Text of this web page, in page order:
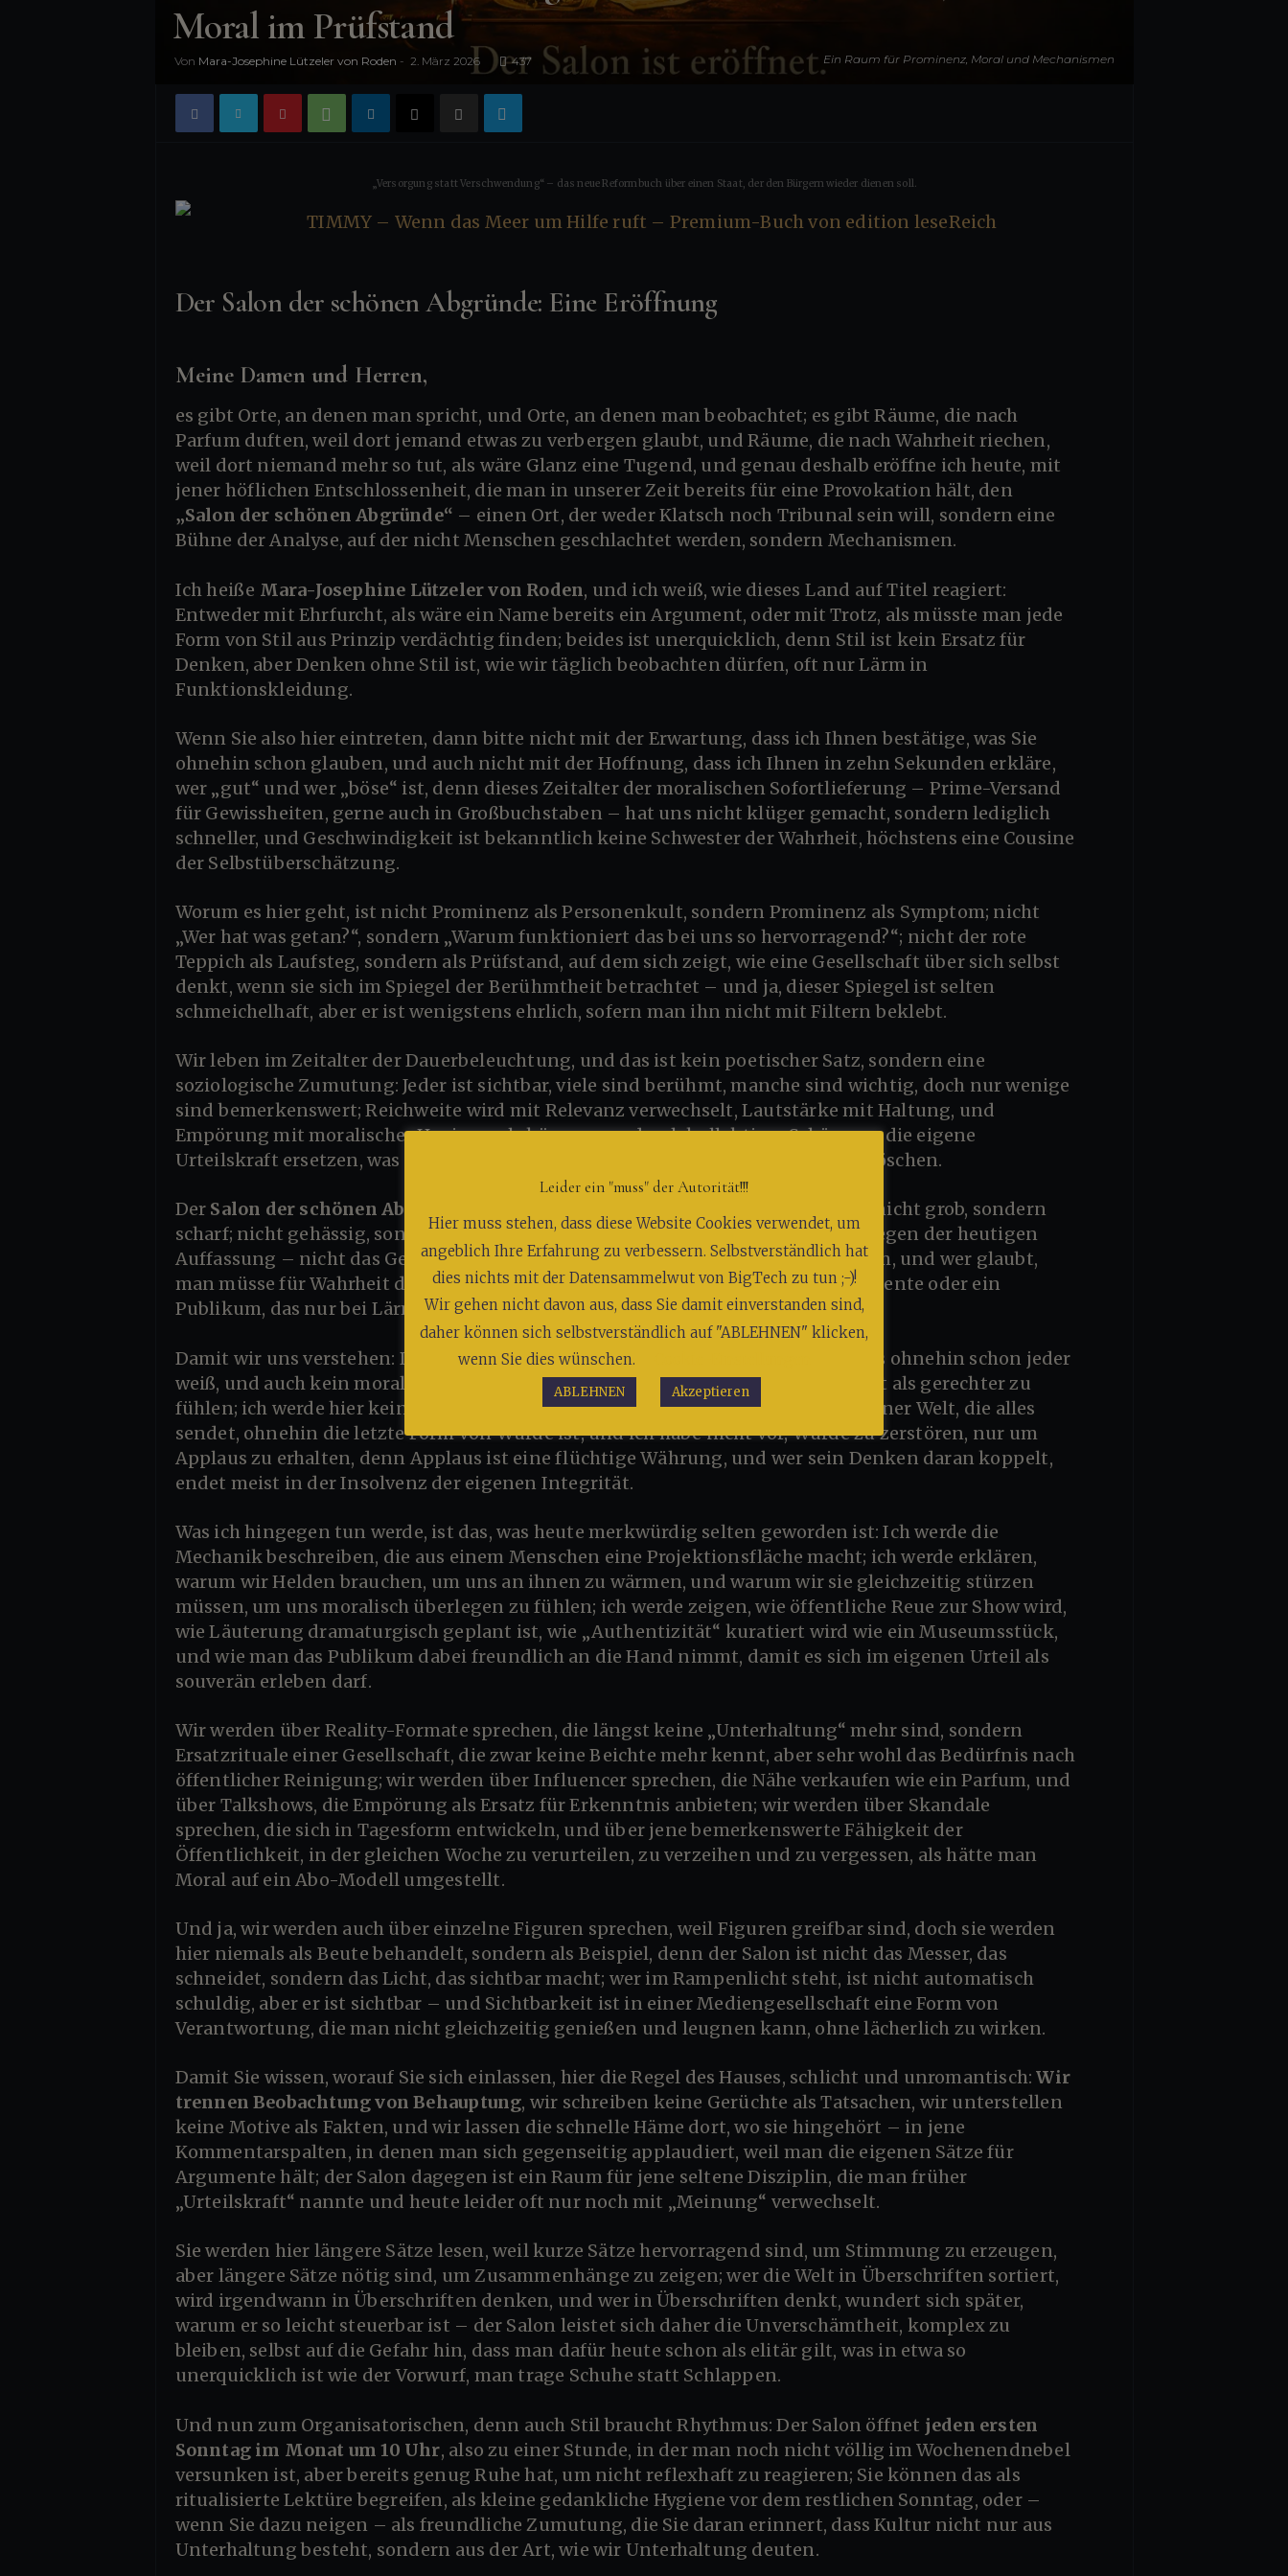
Ein Raum für Prominenz, Moral und Mechanismen
Moral im Prüfstand
Von Mara-Josephine Lützeler von Roden - 2. März 2026 437
„Versorgung statt Verschwendung“ – das neue Reformbuch über einen Staat, der den Bürgern wieder dienen soll.
Der Salon der schönen Abgründe: Eine Eröffnung
Meine Damen und Herren,
es gibt Orte, an denen man spricht, und Orte, an denen man beobachtet; es gibt Räume, die nach
Parfum duften, weil dort jemand etwas zu verbergen glaubt, und Räume, die nach Wahrheit riechen,
weil dort niemand mehr so tut, als wäre Glanz eine Tugend, und genau deshalb eröffne ich heute, mit
jener höflichen Entschlossenheit, die man in unserer Zeit bereits für eine Provokation hält, den
„Salon der schönen Abgründe“ – einen Ort, der weder Klatsch noch Tribunal sein will, sondern eine
Bühne der Analyse, auf der nicht Menschen geschlachtet werden, sondern Mechanismen.
Ich heiße Mara-Josephine Lützeler von Roden, und ich weiß, wie dieses Land auf Titel reagiert:
Entweder mit Ehrfurcht, als wäre ein Name bereits ein Argument, oder mit Trotz, als müsste man jede
Form von Stil aus Prinzip verdächtig finden; beides ist unerquicklich, denn Stil ist kein Ersatz für
Denken, aber Denken ohne Stil ist, wie wir täglich beobachten dürfen, oft nur Lärm in
Funktionskleidung.
Wenn Sie also hier eintreten, dann bitte nicht mit der Erwartung, dass ich Ihnen bestätige, was Sie
ohnehin schon glauben, und auch nicht mit der Hoffnung, dass ich Ihnen in zehn Sekunden erkläre,
wer „gut“ und wer „böse“ ist, denn dieses Zeitalter der moralischen Sofortlieferung – Prime-Versand
für Gewissheiten, gerne auch in Großbuchstaben – hat uns nicht klüger gemacht, sondern lediglich
schneller, und Geschwindigkeit ist bekanntlich keine Schwester der Wahrheit, höchstens eine Cousine
der Selbstüberschätzung.
Worum es hier geht, ist nicht Prominenz als Personenkult, sondern Prominenz als Symptom; nicht
„Wer hat was getan?“, sondern „Warum funktioniert das bei uns so hervorragend?“; nicht der rote
Teppich als Laufsteg, sondern als Prüfstand, auf dem sich zeigt, wie eine Gesellschaft über sich selbst
denkt, wenn sie sich im Spiegel der Berühmtheit betrachtet – und ja, dieser Spiegel ist selten
schmeichelhaft, aber er ist wenigstens ehrlich, sofern man ihn nicht mit Filtern beklebt.
Wir leben im Zeitalter der Dauerbeleuchtung, und das ist kein poetischer Satz, sondern eine
soziologische Zumutung: Jeder ist sichtbar, viele sind berühmt, manche sind wichtig, doch nur wenige
sind bemerkenswert; Reichweite wird mit Relevanz verwechselt, Lautstärke mit Haltung, und
Empörung mit moralischer Hygiene, als könne man durch kollektives Schäumen die eigene
Urteilskraft ersetzen, was in etwa so wirkt, als wolle man ein Haus mit Konfetti löschen.
Der Salon der schönen Abgründe
wird deshalb nicht laut sein, sondern präzise; nicht grob, sondern
scharf; nicht gehässig, sondern unerbittlich höflich, denn Höflichkeit ist – entgegen der heutigen
Auffassung – nicht das Gegenteil von Klarheit, sondern oft ihre eleganteste Form, und wer glaubt,
man müsse für Wahrheit die Stimme heben, hat meistens entweder keine Argumente oder ein
Publikum, das nur bei Lärm zuhört.
Damit wir uns verstehen: Dies ist kein Klatschformat, in dem man „enthüllt“, was ohnehin schon jeder
weiß, und auch kein moralischer Pranger, in dem man „abrechnet“, um sich selbst als gerechter zu
fühlen; ich werde hier keine privaten Abgründe ausleuchten, weil Privatheit in einer Welt, die alles
sendet, ohnehin die letzte Form von Würde ist, und ich habe nicht vor, Würde zu zerstören, nur um
Applaus zu erhalten, denn Applaus ist eine flüchtige Währung, und wer sein Denken daran koppelt,
endet meist in der Insolvenz der eigenen Integrität.
Was ich hingegen tun werde, ist das, was heute merkwürdig selten geworden ist: Ich werde die
Mechanik beschreiben, die aus einem Menschen eine Projektionsfläche macht; ich werde erklären,
warum wir Helden brauchen, um uns an ihnen zu wärmen, und warum wir sie gleichzeitig stürzen
müssen, um uns moralisch überlegen zu fühlen; ich werde zeigen, wie öffentliche Reue zur Show wird,
wie Läuterung dramaturgisch geplant ist, wie „Authentizität“ kuratiert wird wie ein Museumsstück,
und wie man das Publikum dabei freundlich an die Hand nimmt, damit es sich im eigenen Urteil als
souverän erleben darf.
Wir werden über Reality-Formate sprechen, die längst keine „Unterhaltung“ mehr sind, sondern
Ersatzrituale einer Gesellschaft, die zwar keine Beichte mehr kennt, aber sehr wohl das Bedürfnis nach
öffentlicher Reinigung; wir werden über Influencer sprechen, die Nähe verkaufen wie ein Parfum, und
über Talkshows, die Empörung als Ersatz für Erkenntnis anbieten; wir werden über Skandale
sprechen, die sich in Tagesform entwickeln, und über jene bemerkenswerte Fähigkeit der
Öffentlichkeit, in der gleichen Woche zu verurteilen, zu verzeihen und zu vergessen, als hätte man
Moral auf ein Abo-Modell umgestellt.
Und ja, wir werden auch über einzelne Figuren sprechen, weil Figuren greifbar sind, doch sie werden
hier niemals als Beute behandelt, sondern als Beispiel, denn der Salon ist nicht das Messer, das
schneidet, sondern das Licht, das sichtbar macht; wer im Rampenlicht steht, ist nicht automatisch
schuldig, aber er ist sichtbar – und Sichtbarkeit ist in einer Mediengesellschaft eine Form von
Verantwortung, die man nicht gleichzeitig genießen und leugnen kann, ohne lächerlich zu wirken.
Damit Sie wissen, worauf Sie sich einlassen, hier die Regel des Hauses, schlicht und unromantisch:Wir
trennen Beobachtung von Behauptung, wir schreiben keine Gerüchte als Tatsachen, wir unterstellen
keine Motive als Fakten, und wir lassen die schnelle Häme dort, wo sie hingehört – in jene
Kommentarspalten, in denen man sich gegenseitig applaudiert, weil man die eigenen Sätze für
Argumente hält; der Salon dagegen ist ein Raum für jene seltene Disziplin, die man früher
„Urteilskraft“ nannte und heute leider oft nur noch mit „Meinung“ verwechselt.
Sie werden hier längere Sätze lesen, weil kurze Sätze hervorragend sind, um Stimmung zu erzeugen,
aber längere Sätze nötig sind, um Zusammenhänge zu zeigen; wer die Welt in Überschriften sortiert,
wird irgendwann in Überschriften denken, und wer in Überschriften denkt, wundert sich später,
warum er so leicht steuerbar ist – der Salon leistet sich daher die Unverschämtheit, komplex zu
bleiben, selbst auf die Gefahr hin, dass man dafür heute schon als elitär gilt, was in etwa so
unerquicklich ist wie der Vorwurf, man trage Schuhe statt Schlappen.
Und nun zum Organisatorischen, denn auch Stil braucht Rhythmus: Der Salon öffnet jeden ersten
Sonntag im Monat um 10 Uhr, also zu einer Stunde, in der man noch nicht völlig im Wochenendnebel
versunken ist, aber bereits genug Ruhe hat, um nicht reflexhaft zu reagieren; Sie können das als
ritualisierte Lektüre begreifen, als kleine gedankliche Hygiene vor dem restlichen Sonntag, oder –
wenn Sie dazu neigen – als freundliche Zumutung, die Sie daran erinnert, dass Kultur nicht nur aus
Unterhaltung besteht, sondern aus der Art, wie wir Unterhaltung deuten.
Leider ein "muss" der Autorität!!!
Hier muss stehen, dass diese Website Cookies verwendet, um
angeblich Ihre Erfahrung zu verbessern. Selbstverständlich hat
dies nichts mit der Datensammelwut von BigTech zu tun ;-)!
Wir gehen nicht davon aus, dass Sie damit einverstanden sind,
daher können sich selbstverständlich auf "ABLEHNEN" klicken,
wenn Sie dies wünschen.
ABLEHNEN Akzeptieren